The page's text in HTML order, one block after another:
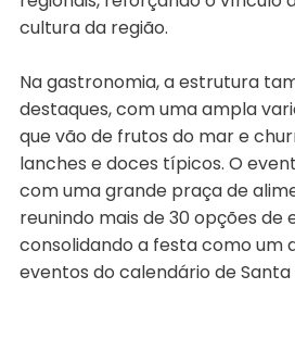
cultura da região.
Na gastronomia, a estrutura
destaques, com uma ampla
que vão de frutos do mar e
lanches e doces típicos. O
com uma grande praça de
reunindo mais de 30 opções de
consolidando a festa como um
eventos do calendário de Santa